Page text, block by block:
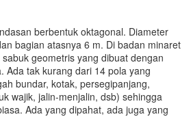
berbentuk oktagonal. Diameter
bagian atasnya 6 m. Di badan minaret
geometris yang dibuat dengan
Ada tak kurang dari 14 pola yang
bundar, kotak, persegipanjang,
wajik, jalin-menjalin, dsb) sehingga
Ada yang dipahat, ada juga yang